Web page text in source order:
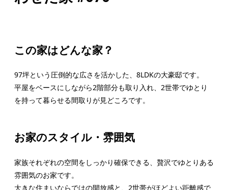
この家はどんな家？
97坪という圧倒的な広さを活かした、8LDKの大豪邸です。
平屋をベースにしながら2階部分も取り入れ、2世帯でゆとり
を持って暮らせる間取りが見どころです。
お家のスタイル・雰囲気
家族それぞれの空間をしっかり確保できる、贅沢でゆとりある
雰囲気のお家です。
大きな住まいならではの開放感と、2世帯がほどよい距離感で